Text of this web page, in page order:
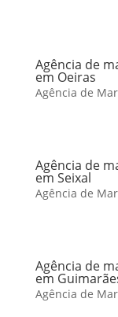
Agência de
em Oeiras
Agência de
Agência de
em Seixal
Agência de
Agência de
em
Agência de